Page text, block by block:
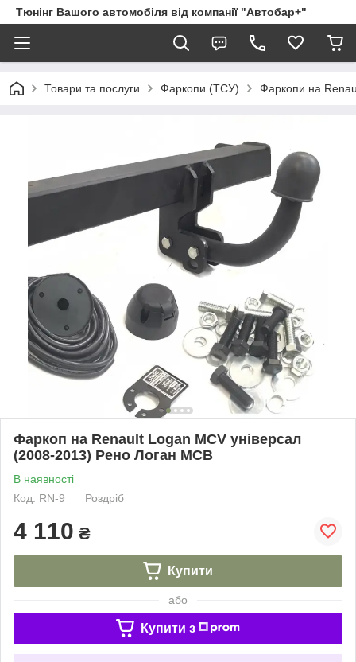
Тюнінг Вашого автомобіля від компанії "Автобар+"
Товари та послуги Фаркопи (ТСУ) Фаркопи на
Фаркоп на Renault Logan MCV універсал
(2008-2013) Рено Логан МСВ
В наявності
Код: RN-9
Роздріб
4 110 ₴
Купити
або
Купити з